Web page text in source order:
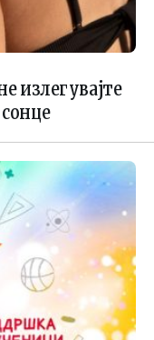
излегувајте